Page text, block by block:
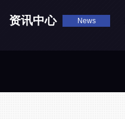
资讯中心 News